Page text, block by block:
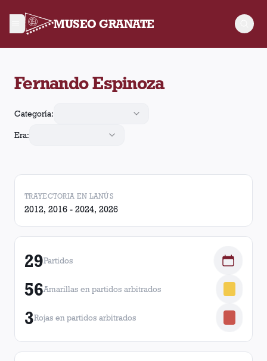
MUSEO GRANATE
Fernando Espinoza
Categoría:
Era:
TRAYECTORIA EN LANÚS
2012, 2016 - 2024, 2026
29Partidos
56Amarillas en partidos arbitrados
3Rojas en partidos arbitrados